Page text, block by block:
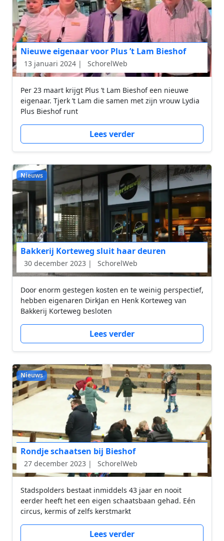
Nieuwe eigenaar voor Plus ’t Lam Bieshof
13 januari 2024 | SchorelWeb
Per 23 maart krijgt Plus ’t Lam Bieshof een nieuwe
eigenaar. Tjerk ’t Lam die samen met zijn vrouw Lydia
Plus Bieshof runt
Lees verder
Nieuws
Bakkerij Korteweg sluit haar deuren
30 december 2023 | SchorelWeb
Door enorm gestegen kosten en te weinig perspectief,
hebben eigenaren DirkJan en Henk Korteweg van
Bakkerij Korteweg besloten
Lees verder
Nieuws
Rondje schaatsen bij Bieshof
27 december 2023 | SchorelWeb
Stadspolders bestaat inmiddels 43 jaar en nooit
eerder heeft het een eigen schaatsbaan gehad. Eén
circus, kermis of zelfs kerstmarkt
Lees verder